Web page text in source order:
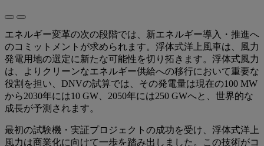
エネルギー変革の次の段階では、新エネルギー導入・推進へ
のコミットメントが求められます。浮体式洋上風車は、風力
発電用地の選定に新たな可能性を切り拓きます。浮体式風力
は、よりクリーンなエネルギー供給への移行において重要な
役割を担い、DNVの試算では、その発電量は現在の100 MW
から2030年には10 GW、2050年には250 GWへと、世界的な
成長が予測されます。
最初の試験機・実証プロジェクトの成功を受け、浮体式洋上
風力は商業化に向けて一歩を踏み出しました。この技術がコ